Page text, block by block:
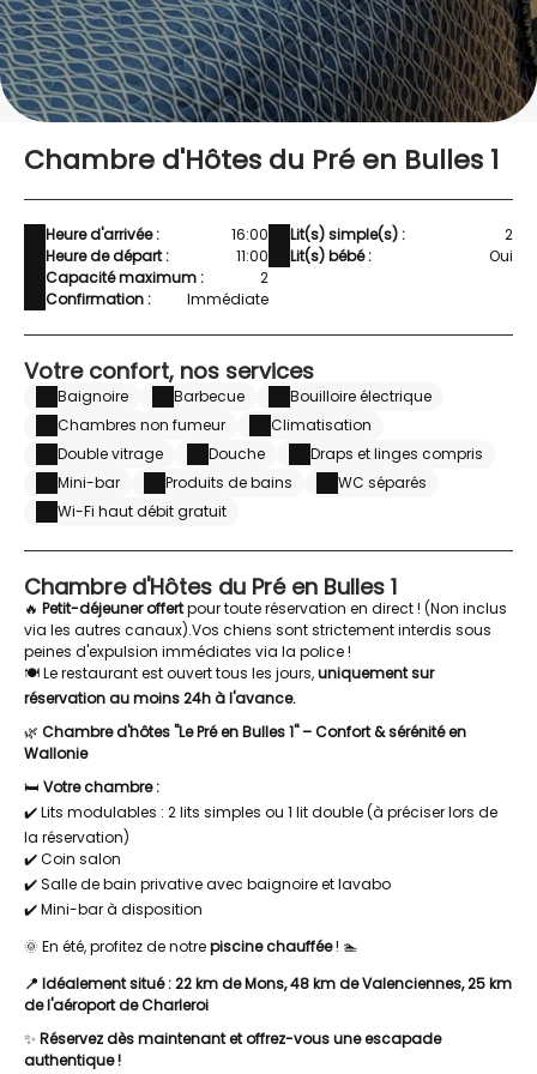
Chambre d'Hôtes du Pré en Bulles 1
Heure d'arrivée :
16:00
Heure de départ :
11:00
Capacité maximum :
2
Confirmation :
Immédiate
Lit(s) simple(s) :
2
Lit(s) bébé :
Oui
Votre confort, nos services
Baignoire Barbecue
Bouilloire électrique
Chambres non fumeur
Climatisation
Double vitrage
Douche
Draps et linges compris
Mini-bar
Produits de bains
WC séparés
Wi-Fi haut débit gratuit
Chambre d'Hôtes du Pré en Bulles 1
🔥 Petit-déjeuner offertpour toute réservation en direct ! (Non inclus
via les autres canaux).Vos chiens sont strictement interdis sous
peines d'expulsion immédiates via la police !
🍽️ Le restaurant est ouvert tous les jours,uniquement sur
réservation au moins 24h à l'avance.
🌿Chambre d'hôtes "Le Pré en Bulles 1" – Confort & sérénité en
Wallonie
🛏️ Votre chambre :
✔️ Lits modulables : 2 lits simples ou 1 lit double (à préciser lors de
la réservation)
✔️ Coin salon
✔️ Salle de bain privative avec baignoire et lavabo
✔️ Mini-bar à disposition
🌞 En été, profitez de notrepiscine chauffée! 🏊
📍 Idéalement situé : 22 km de Mons, 48 km de Valenciennes, 25 km
de l'aéroport de Charleroi
✨ Réservez dès maintenant et offrez-vous une escapade
authentique !